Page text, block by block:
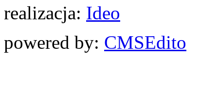
realizacja: Ideo
powered by: CMSEdito